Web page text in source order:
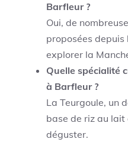
Barfleur ?
Oui, de
proposées
explorer la
Quelle spécialité
à Barfleur ?
La Teurgoule, un
base de riz au lait
déguster.